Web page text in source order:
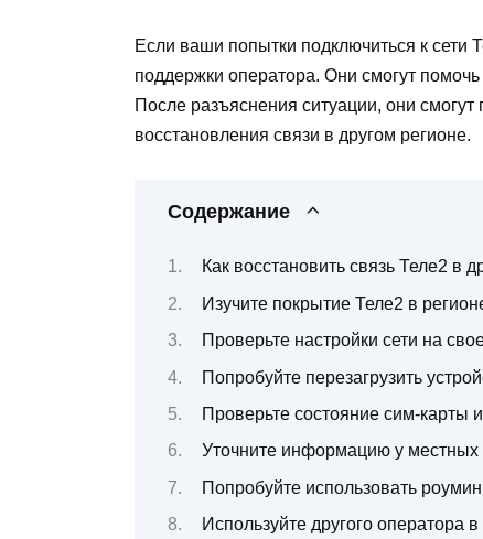
Если ваши попытки подключиться к сети
поддержки оператора. Они смогут
После разъяснения ситуации, они
восстановления связи в другом регионе.
Содержание
Как восстановить связь Теле2 в
Изучите покрытие Теле2 в
Проверьте настройки сети на
Попробуйте перезагрузить
Проверьте состояние сим-карты
Уточните информацию у местных
Попробуйте использовать
Используйте другого оператора